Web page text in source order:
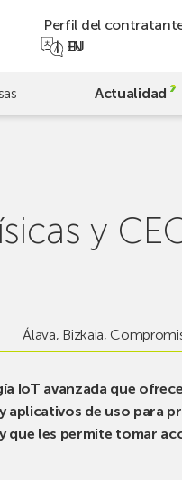
Perfil del
EU
EN
Actualidad
y
Álava, Bizkaia,
IoT avanzada que
aplicativos de uso para
que les permite tomar